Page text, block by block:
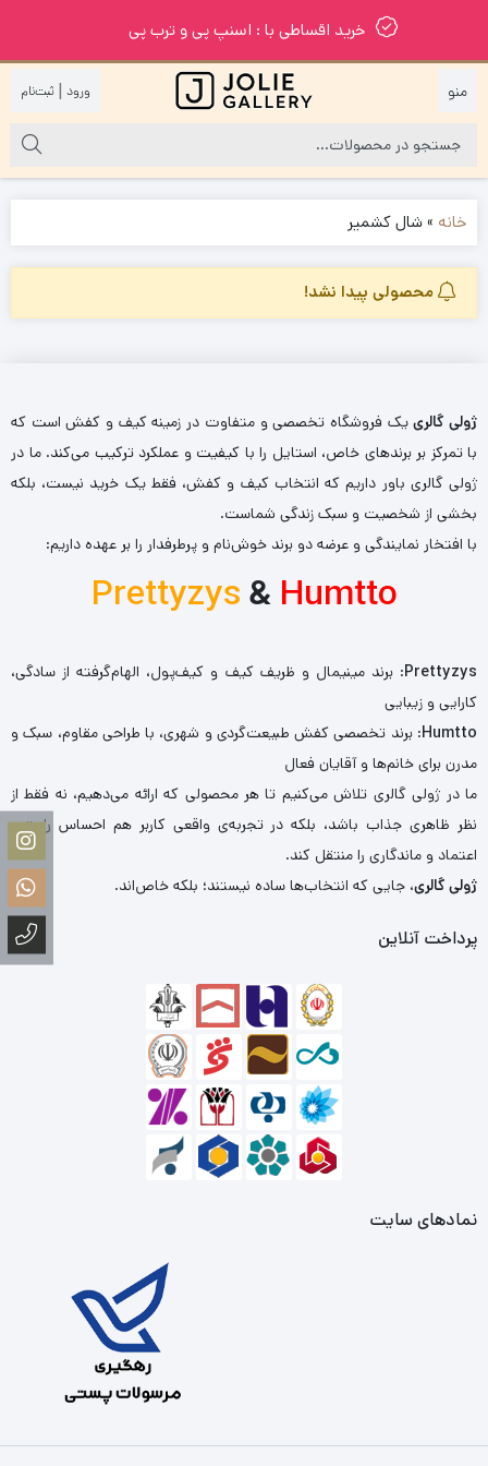
خرید اقساطی با : اسنپ پی و ترب پی
|
خانه »شال کشمیر
محصولی پیدا نشد!
ژولی گالرییک فروشگاه تخصصی و متفاوت در زمینه کیف و کفش است که
با تمرکز بر برندهای خاص، استایل را با کیفیت و عملکرد ترکیب می‌کند. ما در
ژولی گالری باور داریم که انتخاب کیف و کفش، فقط یک خرید نیست، بلکه
بخشی از شخصیت و سبک زندگی شماست.
با افتخار نمایندگی و عرضه دو برند خوش‌نام و پرطرفدار را بر عهده داریم:
Prettyzys& Humtto
Prettyzys: برند مینیمال و ظریف کیف و کیف‌پول، الهام‌گرفته از سادگی،
کارایی و زیبایی
Humtto: برند تخصصی کفش طبیعت‌گردی و شهری، با طراحی مقاوم، سبک و
مدرن برای خانم‌ها و آقایان فعال
ما در ژولی گالری تلاش می‌کنیم تا هر محصولی که ارائه می‌دهیم، نه فقط از
نظر ظاهری جذاب باشد، بلکه در تجربه‌ی واقعی کاربر هم احساس راحتی،
اعتماد و ماندگاری را منتقل کند.
ژولی گالری، جایی که انتخاب‌ها ساده نیستند؛ بلکه خاص‌اند.
پرداخت آنلاین
نمادهای سایت